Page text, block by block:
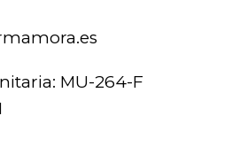
MU-264-F